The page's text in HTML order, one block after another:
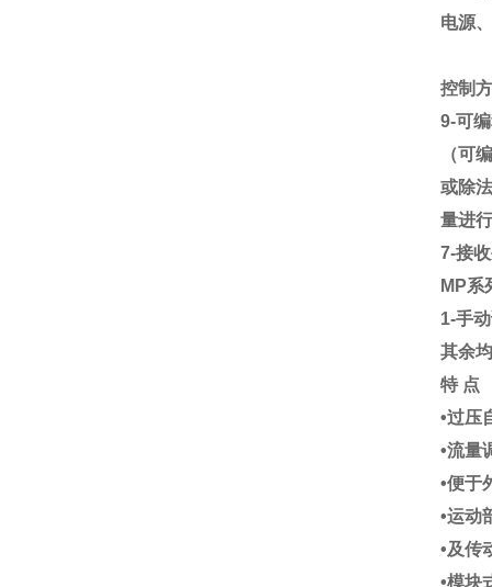
电源
控制
9-可
（可
或除
量进
7-接
MP系
1-手
其余
特 点
•过压
•流量
•便于
•运动
•及传
•模块